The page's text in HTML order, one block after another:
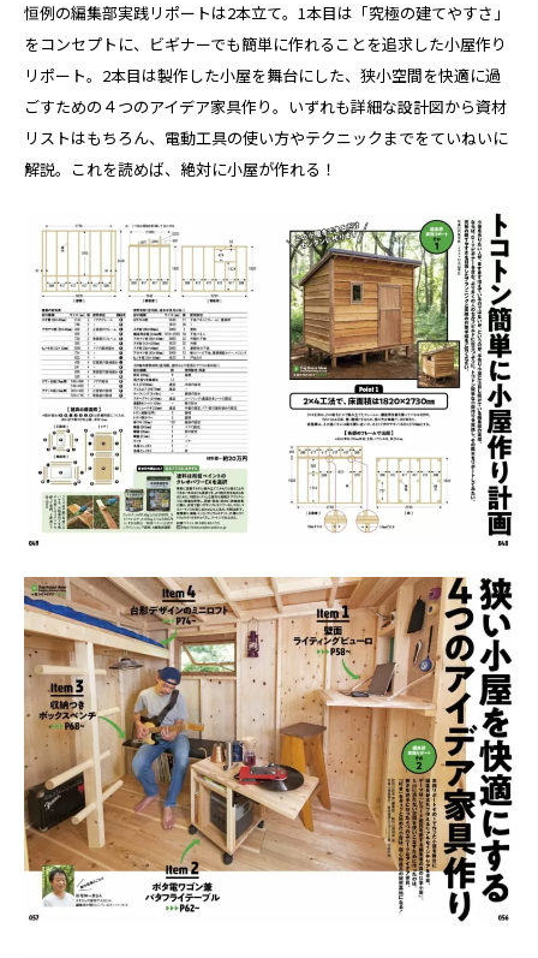
恒例の編集部実践リポートは2本立て。1本目は「究極の建てやすさ」
をコンセプトに、ビギナーでも簡単に作れることを追求した小屋作り
リポート。2本目は製作した小屋を舞台にした、狭小空間を快適に過
ごすための４つのアイデア家具作り。いずれも詳細な設計図から資材
リストはもちろん、電動工具の使い方やテクニックまでをていねいに
解説。これを読めば、絶対に小屋が作れる！